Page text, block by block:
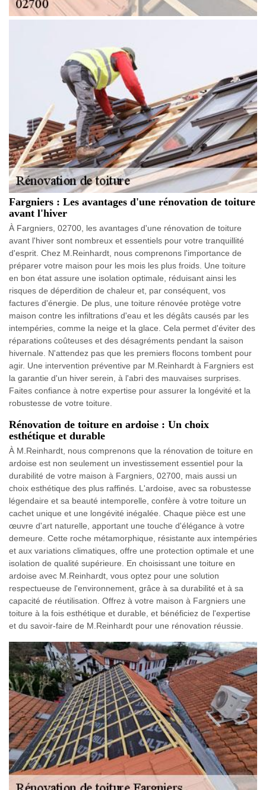
Fargniers : Les avantages d'une rénovation de toiture
avant l'hiver
À Fargniers, 02700, les avantages d'une rénovation de toiture
avant l'hiver sont nombreux et essentiels pour votre tranquillité
d'esprit. Chez M.Reinhardt, nous comprenons l'importance de
préparer votre maison pour les mois les plus froids. Une toiture
en bon état assure une isolation optimale, réduisant ainsi les
risques de déperdition de chaleur et, par conséquent, vos
factures d'énergie. De plus, une toiture rénovée protège votre
maison contre les infiltrations d'eau et les dégâts causés par les
intempéries, comme la neige et la glace. Cela permet d'éviter des
réparations coûteuses et des désagréments pendant la saison
hivernale. N'attendez pas que les premiers flocons tombent pour
agir. Une intervention préventive par M.Reinhardt à Fargniers est
la garantie d'un hiver serein, à l'abri des mauvaises surprises.
Faites confiance à notre expertise pour assurer la longévité et la
robustesse de votre toiture.
Rénovation de toiture en ardoise : Un choix
esthétique et durable
À M.Reinhardt, nous comprenons que la rénovation de toiture en
ardoise est non seulement un investissement essentiel pour la
durabilité de votre maison à Fargniers, 02700, mais aussi un
choix esthétique des plus raffinés. L'ardoise, avec sa robustesse
légendaire et sa beauté intemporelle, confère à votre toiture un
cachet unique et une longévité inégalée. Chaque pièce est une
œuvre d'art naturelle, apportant une touche d'élégance à votre
demeure. Cette roche métamorphique, résistante aux intempéries
et aux variations climatiques, offre une protection optimale et une
isolation de qualité supérieure. En choisissant une toiture en
ardoise avec M.Reinhardt, vous optez pour une solution
respectueuse de l'environnement, grâce à sa durabilité et à sa
capacité de réutilisation. Offrez à votre maison à Fargniers une
toiture à la fois esthétique et durable, et bénéficiez de l'expertise
et du savoir-faire de M.Reinhardt pour une rénovation réussie.